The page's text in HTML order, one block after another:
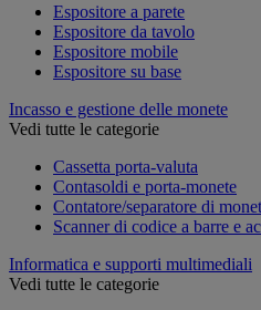
Espositore a parete
Espositore da tavolo
Espositore mobile
Espositore su base
Incasso e gestione delle monete
Vedi tutte le categorie
Cassetta porta-valuta
Contasoldi e porta-monete
Contatore/separatore di
Scanner di codice a barre e
Informatica e supporti multimediali
Vedi tutte le categorie